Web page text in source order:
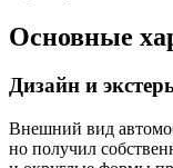
Основные
Дизайн и
Внешний вид
но получил